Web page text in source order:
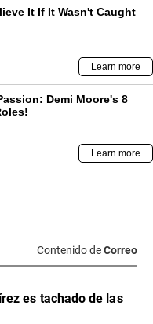
Contenido deCorreo
es tachado de las